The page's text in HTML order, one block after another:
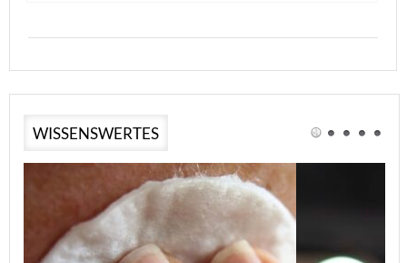
WISSENSWERTES